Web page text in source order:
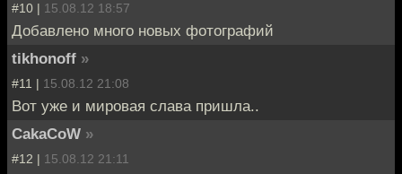
#10 | 15.08.12 18:57
Добавлено много новых фотографий
tikhonoff »
#11 | 15.08.12 21:08
Вот уже и мировая слава пришла..
CakaCoW »
#12 | 15.08.12 21:11